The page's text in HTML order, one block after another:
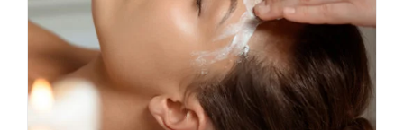
choisies
page
du